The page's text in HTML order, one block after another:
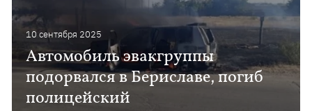
10 сентября 2025
Автомобиль эвакгруппы
подорвался в Бериславе, погиб
полицейский